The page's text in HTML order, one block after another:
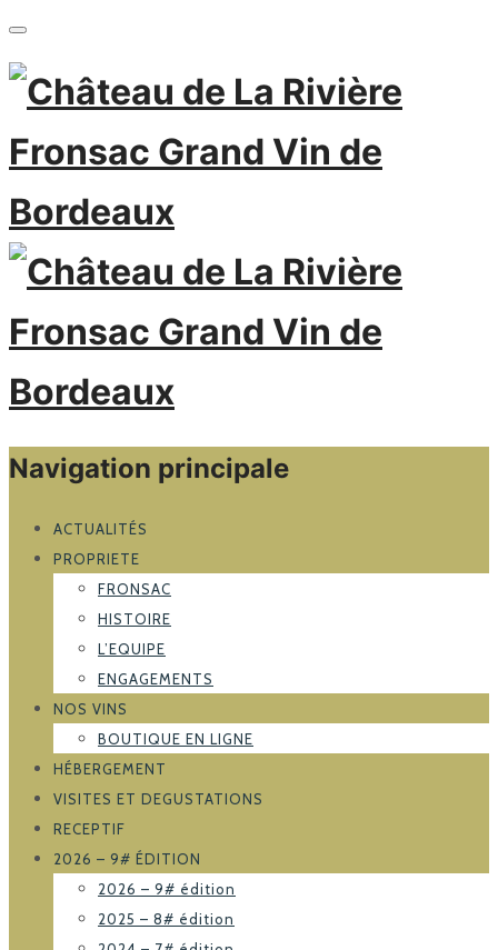
Navigation principale
ACTUALITÉS
PROPRIETE
FRONSAC
HISTOIRE
L’EQUIPE
ENGAGEMENTS
NOS VINS
BOUTIQUE EN LIGNE
HÉBERGEMENT
VISITES ET DEGUSTATIONS
RECEPTIF
2026 – 9# ÉDITION
2026 – 9# édition
2025 – 8# édition